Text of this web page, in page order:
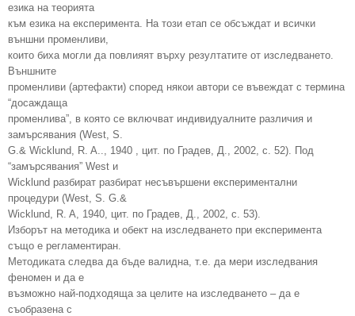
езика на теорията
към езика на експеримента. На този етап се обсъждат и всички
външни променливи,
които биха могли да повлияят върху резултатите от изследването.
Външните
променливи (артефакти) според някои автори се въвеждат с термина
“досаждаща
променлива”, в която се включват индивидуалните различия и
замърсявания (West, S.
G.& Wicklund, R. A.., 1940 , цит. по Градев, Д., 2002, с. 52). Под
“замърсявания” West и
Wicklund разбират разбират несъвършени експериментални
процедури (West, S. G.&
Wicklund, R. A, 1940, цит. по Градев, Д., 2002, с. 53).
Изборът на методика и обект на изследването при експеримента
също е регламентиран.
Методиката следва да бъде валидна, т.е. да мери изследвания
феномен и да е
възможно най-подходяща за целите на изследването – да е
съобразена с